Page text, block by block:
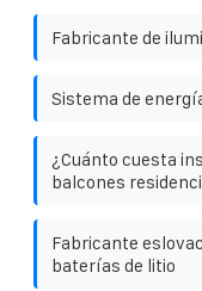
Fabricante de
Sistema de
¿Cuánto cuesta
balcones
Fabricante
baterías de litio